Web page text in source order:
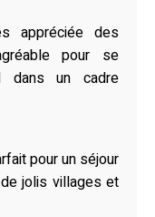
appréciée des
pour se
dans un cadre
pour un séjour
jolis villages et